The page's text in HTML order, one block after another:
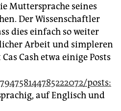
Muttersprache seines
Der Wissenschaftler
dies einfach so weiter
Arbeit und simpleren
Cash etwa einige Posts
posts:
auf Englisch und